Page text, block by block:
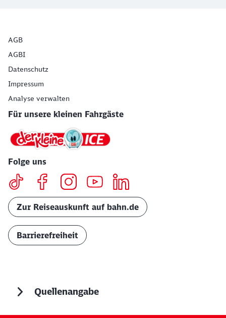
AGB
AGBI
Datenschutz
Impressum
Analyse verwalten
Für unsere kleinen Fahrgäste
Folge uns
Zur Reiseauskunft auf bahn.de
Barrierefreiheit
Quellenangabe